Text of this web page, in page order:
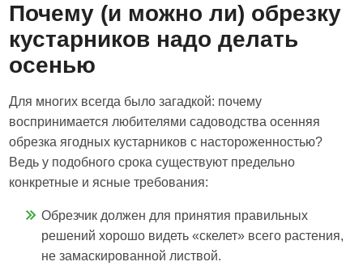
Почему (и можно ли) обрезку
кустарников надо делать
осенью
Для многих всегда было загадкой: почему
воспринимается любителями садоводства осенняя
обрезка ягодных кустарников с настороженностью?
Ведь у подобного срока существуют предельно
конкретные и ясные требования:
Обрезчик должен для принятия правильных
решений хорошо видеть «скелет» всего растения,
не замаскированной листвой.